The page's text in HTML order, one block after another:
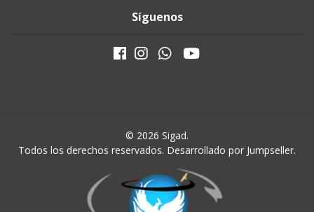
Síguenos
© 2026 Sigad.
Todos los derechos reservados. Desarrollado por Jumpseller.